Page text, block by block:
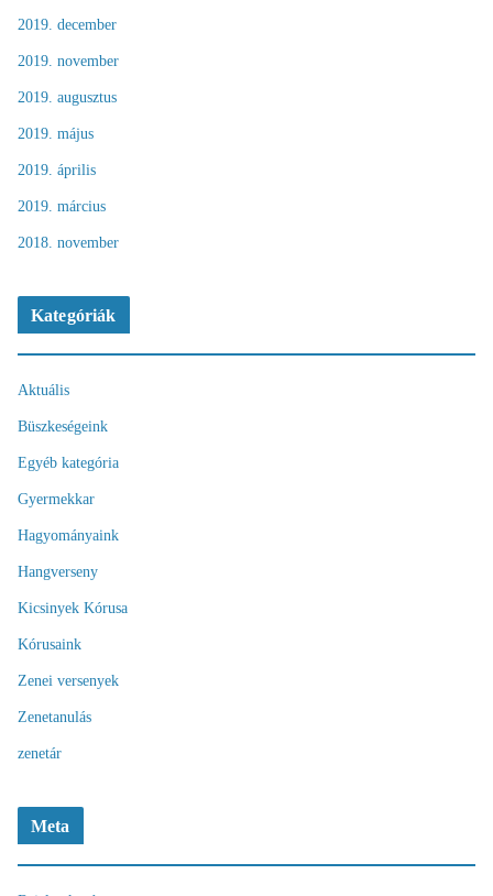
2019. december
2019. november
2019. augusztus
2019. május
2019. április
2019. március
2018. november
Kategóriák
Aktuális
Büszkeségeink
Egyéb kategória
Gyermekkar
Hagyományaink
Hangverseny
Kicsinyek Kórusa
Kórusaink
Zenei versenyek
Zenetanulás
zenetár
Meta